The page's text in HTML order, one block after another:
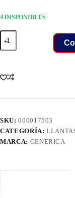
4 DISPONIBLES
265/65/17
LLANT
ZETA
cantidad
SKU:000017503
CATEGORÍA:
MARCA: GENÉRICA